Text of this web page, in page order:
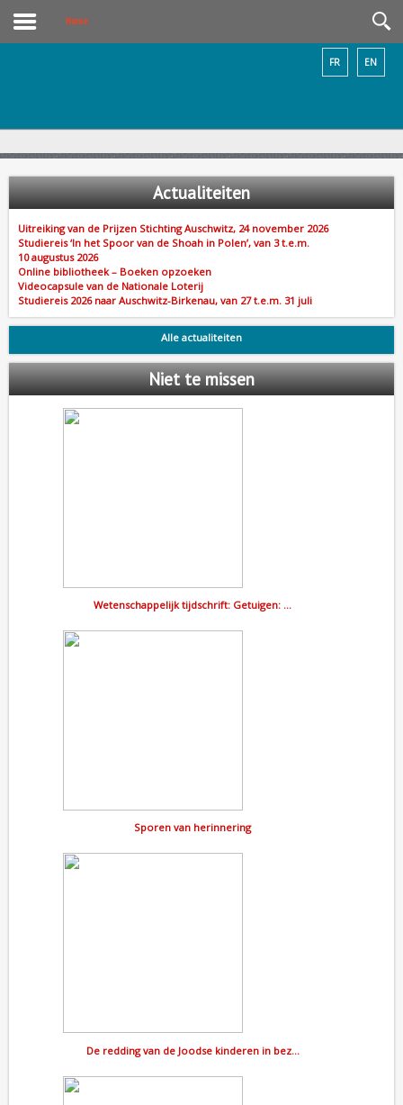
Home
EN
FR
Actualiteiten
Uitreiking van de Prijzen Stichting Auschwitz, 24 november 2026
Studiereis ‘In het Spoor van de Shoah in Polen’, van 3 t.e.m.
10 augustus 2026
Online bibliotheek – Boeken opzoeken
Videocapsule van de Nationale Loterij
Studiereis 2026 naar Auschwitz-Birkenau, van 27 t.e.m. 31 juli
Alle actualiteiten
Niette missen
Wetenschappelijk tijdschrift: Getuigen: …
Sporen van herinnering
De redding van de Joodse kinderen in bez…